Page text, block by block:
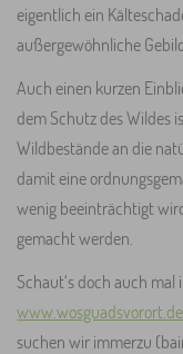
eigentlich ein
außergewöhnliche
Auch einen kurzen
dem Schutz des Wildes
Wildbestände an die
damit eine
wenig beeinträchtigt
gemacht werden.
Schaut‘s doch auch
www.wosguadsvorort.de
suchen wir immerzu